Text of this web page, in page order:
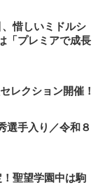
、惜しいミドルシ
「プレミアで成長
レクション開催！
選手入り／令和８
聖望学園中は駒